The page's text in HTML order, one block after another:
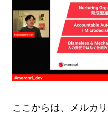
ここからは、メルカ